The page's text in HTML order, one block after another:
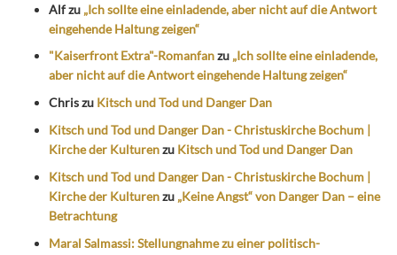
Alfzu „Ich sollte eine einladende, aber nicht auf die Antwort
eingehende Haltung zeigen“
"Kaiserfront Extra"-Romanfanzu „Ich sollte eine einladende,
aber nicht auf die Antwort eingehende Haltung zeigen“
Chriszu Kitsch und Tod und Danger Dan
Kitsch und Tod und Danger Dan - Christuskirche Bochum |
Kirche der Kulturenzu Kitsch und Tod und Danger Dan
Kitsch und Tod und Danger Dan - Christuskirche Bochum |
Kirche der Kulturenzu „Keine Angst“ von Danger Dan – eine
Betrachtung
Maral Salmassi: Stellungnahme zu einer politisch-